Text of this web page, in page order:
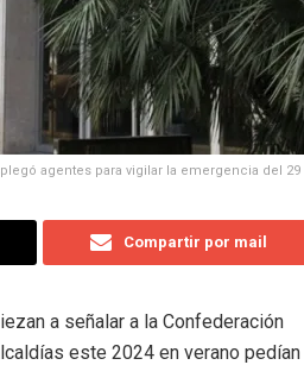
agentes para vigilar la emergencia del
Compartir por mail
a señalar a la Confederación
este 2024 en verano pedían